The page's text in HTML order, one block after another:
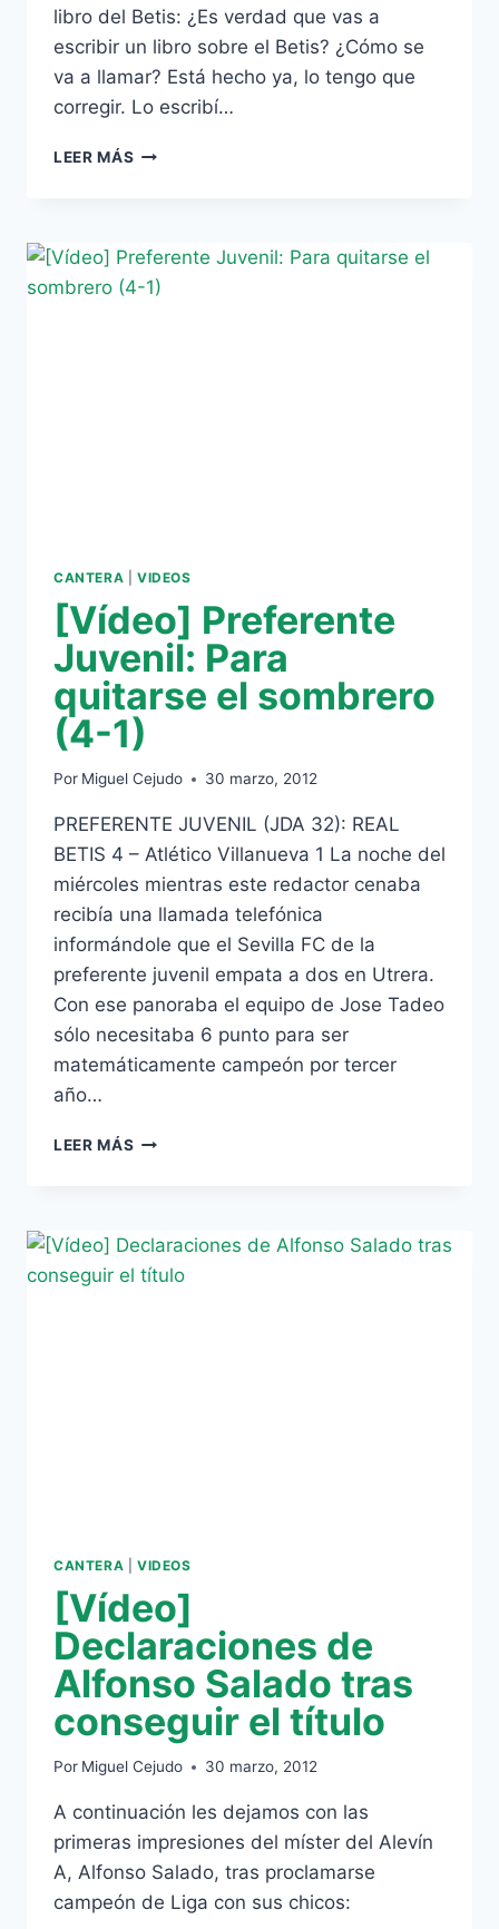
libro del Betis: ¿Es verdad que vas a
escribir un libro sobre el Betis? ¿Cómo se
va a llamar? Está hecho ya, lo tengo que
corregir. Lo escribí…
LEER MÁS SEÑOR
UN
LIBRO
CANTERA VIDEOS
[Vídeo] Preferente
Juvenil: Para
quitarse el sombrero
(4-1)
Por Miguel Cejudo 30 marzo, 2012
PREFERENTE JUVENIL (JDA 32): REAL
BETIS 4 – Atlético Villanueva 1 La noche del
miércoles mientras este redactor cenaba
recibía una llamada telefónica
informándole que el Sevilla FC de la
preferente juvenil empata a dos en Utrera.
Con ese panoraba el equipo de Jose Tadeo
sólo necesitaba 6 punto para ser
matemáticamente campeón por tercer
año…
LEER MÁS [VÍDEO]
QUITARSE
EL
SOMBRERO
CANTERA VIDEOS
[Vídeo]
Declaraciones de
Alfonso Salado tras
conseguir el título
Por Miguel Cejudo 30 marzo, 2012
A continuación les dejamos con las
primeras impresiones del míster del Alevín
A, Alfonso Salado, tras proclamarse
campeón de Liga con sus chicos: